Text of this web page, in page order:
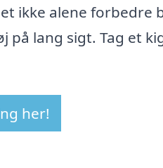
ikke alene forbedre
lang sigt. Tag et
her!